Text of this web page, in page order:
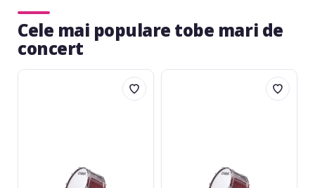
Cele mai populare tobe mari de
concert
Yamaha
Yamaha